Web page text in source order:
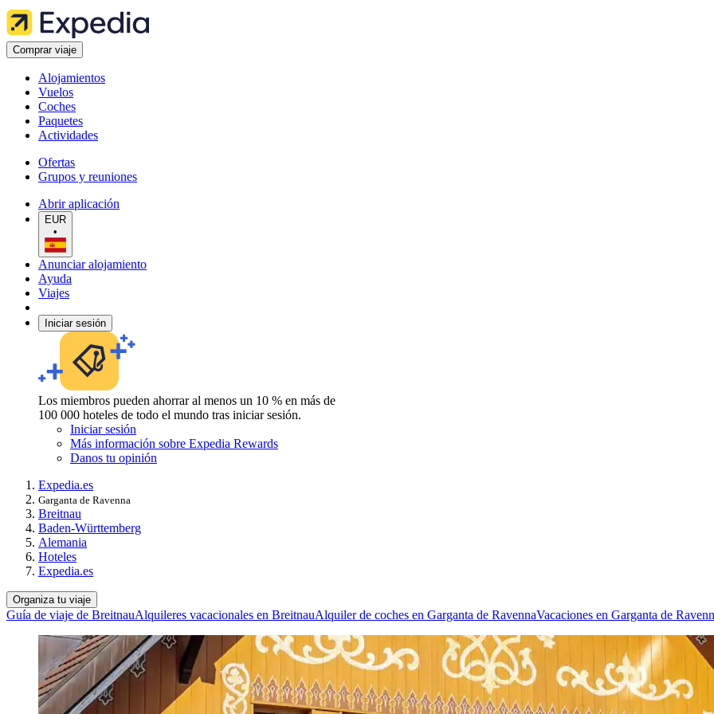
Comprar viaje
Alojamientos
Vuelos
Coches
Paquetes
Actividades
Ofertas
Grupos y reuniones
Abrir aplicación
EUR
•
Anunciar alojamiento
Ayuda
Viajes
Iniciar sesión
Los miembros pueden ahorrar al menos un 10 % en más de
100 000 hoteles de todo el mundo tras iniciar sesión.
Iniciar sesión
Más información sobre Expedia Rewards
Danos tu opinión
Expedia.es
Garganta de Ravenna
Breitnau
Baden-Württemberg
Alemania
Hoteles
Expedia.es
Organiza tu viaje
Guía de viaje de BreitnauAlquileres vacacionales en BreitnauAlquiler de coches en Garganta de RavennaVacaciones en Garganta de